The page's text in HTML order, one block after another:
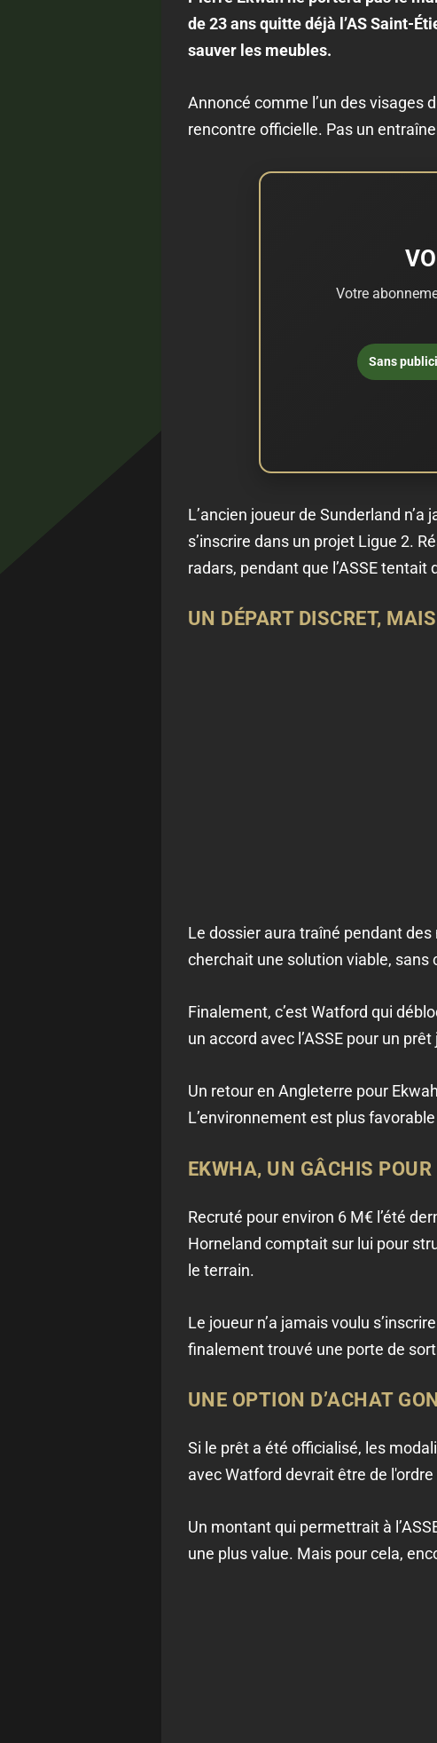
de 23 ans quitte déjà l’AS Saint-
sauver les meubles.
Annoncé comme l’un des visages
rencontre officielle. Pas un
Votre
Sans
L’ancien joueur de Sunderland
s’inscrire dans un projet Ligue 2.
radars, pendant que l’ASSE
UN DÉPART DISCRET,
Le dossier aura traîné pendant
cherchait une solution viable, sans
Finalement, c’est Watford qui
un accord avec l’ASSE pour un
Un retour en Angleterre pour
L’environnement est plus
EKWHA, UN GÂCHIS POUR
Recruté pour environ 6 M€ l’été
Horneland comptait sur lui pour
le terrain.
Le joueur n’a jamais voulu
finalement trouvé une porte de
UNE OPTION D’ACHAT
Si le prêt a été officialisé, les
avec Watford devrait être de l'ordre
Un montant qui permettrait à
une plus value. Mais pour cela,